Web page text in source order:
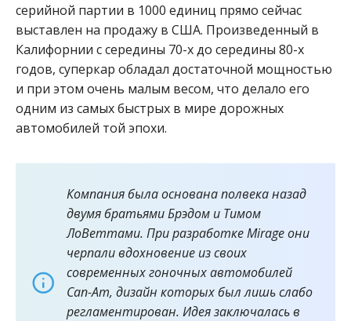
серийной партии в 1000 единиц прямо сейчас
выставлен на продажу в США. Произведенный в
Калифорнии с середины 70-х до середины 80-х
годов, суперкар обладал достаточной мощностью
и при этом очень малым весом, что делало его
одним из самых быстрых в мире дорожных
автомобилей той эпохи.
Компания была основана полвека назад
двумя братьями Брэдом и Тимом
ЛоВеттами. При разработке Mirage они
черпали вдохновение из своих
современных гоночных автомобилей
Can-Am, дизайн которых был лишь слабо
регламентирован. Идея заключалась в